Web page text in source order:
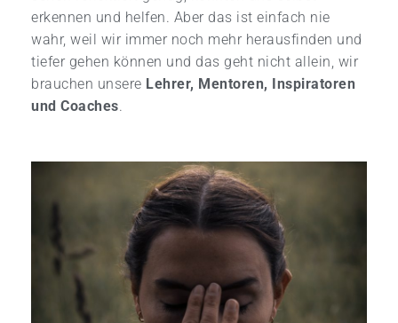
erkennen und helfen. Aber das ist einfach nie
wahr, weil wir immer noch mehr herausfinden und
tiefer gehen können und das geht nicht allein, wir
brauchen unsere Lehrer, Mentoren, Inspiratoren
und Coaches.